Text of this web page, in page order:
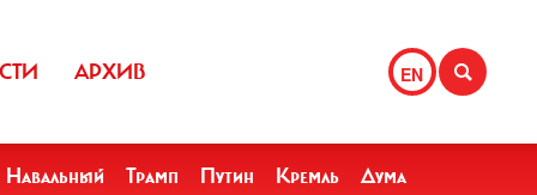
EN
АРХИВ
Навальный Трамп Путин Кремль Дума